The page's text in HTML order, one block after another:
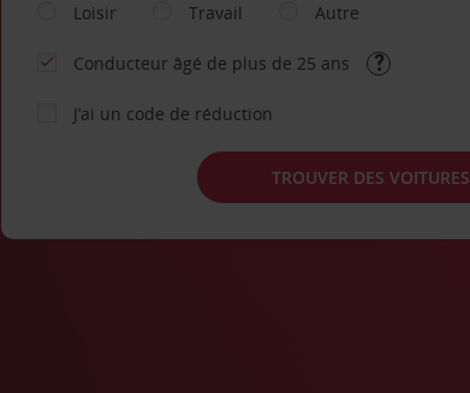
Loisir
Travail Autre
Conducteur âgé de plus de 25 ans
J’ai un code de réduction
TROUVER DES VOITURES